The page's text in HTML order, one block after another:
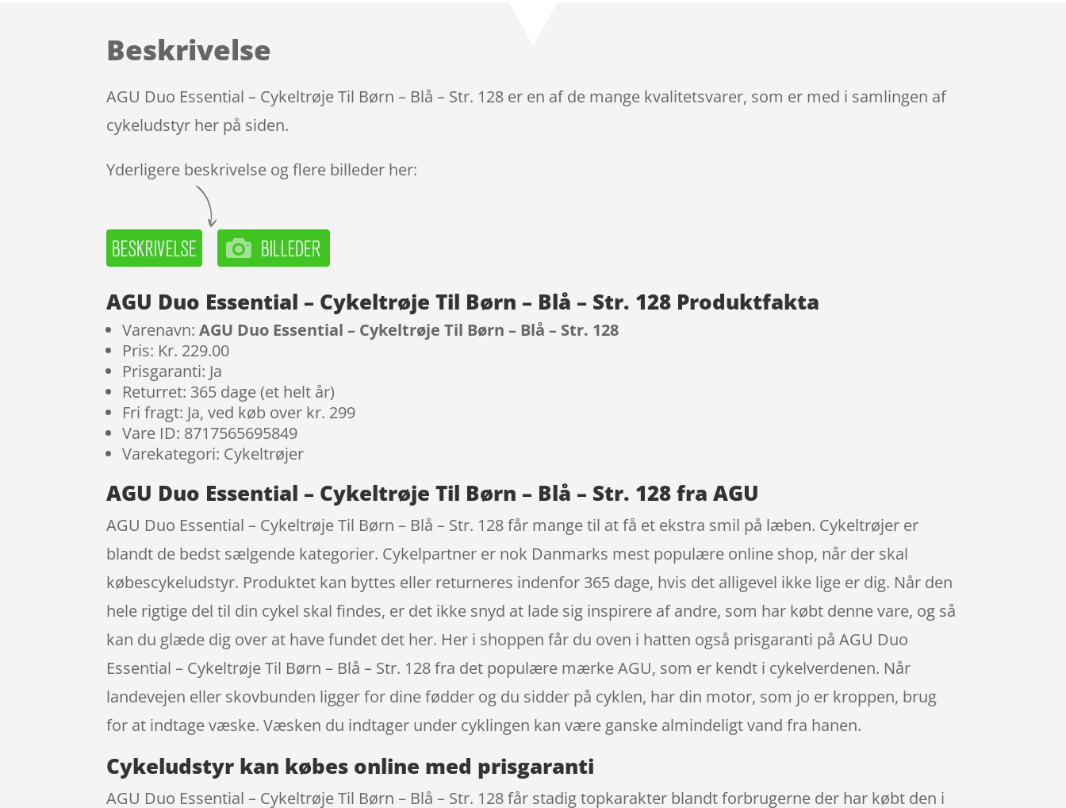
Beskrivelse
AGU Duo Essential – Cykeltrøje Til Børn – Blå – Str. 128 er en af de mange kvalitetsvarer, som er med i samlingen af
cykeludstyr her på siden.
Yderligere beskrivelse og flere billeder her:
AGU Duo Essential – Cykeltrøje Til Børn – Blå – Str. 128 Produktfakta
Varenavn:AGU Duo Essential – Cykeltrøje Til Børn – Blå – Str. 128
Pris: Kr. 229.00
Prisgaranti: Ja
Returret: 365 dage (et helt år)
Fri fragt: Ja, ved køb over kr. 299
Vare ID: 8717565695849
Varekategori: Cykeltrøjer
AGU Duo Essential – Cykeltrøje Til Børn – Blå – Str. 128 fra AGU
AGU Duo Essential – Cykeltrøje Til Børn – Blå – Str. 128 får mange til at få et ekstra smil på læben. Cykeltrøjer er
blandt de bedst sælgende kategorier. Cykelpartner er nok Danmarks mest populære online shop, når der skal
købescykeludstyr. Produktet kan byttes eller returneres indenfor 365 dage, hvis det alligevel ikke lige er dig. Når den
hele rigtige del til din cykel skal findes, er det ikke snyd at lade sig inspirere af andre, som har købt denne vare, og så
kan du glæde dig over at have fundet det her. Her i shoppen får du oven i hatten også prisgaranti på AGU Duo
Essential – Cykeltrøje Til Børn – Blå – Str. 128 fra det populære mærke AGU, som er kendt i cykelverdenen. Når
landevejen eller skovbunden ligger for dine fødder og du sidder på cyklen, har din motor, som jo er kroppen, brug
for at indtage væske. Væsken du indtager under cyklingen kan være ganske almindeligt vand fra hanen.
Cykeludstyr kan købes online med prisgaranti
AGU Duo Essential – Cykeltrøje Til Børn – Blå – Str. 128 får stadig topkarakter blandt forbrugerne der har købt den i